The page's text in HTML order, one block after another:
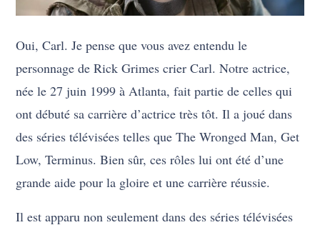
Oui, Carl. Je pense que vous avez entendu le
personnage de Rick Grimes crier Carl. Notre actrice,
née le 27 juin 1999 à Atlanta, fait partie de celles qui
ont débuté sa carrière d’actrice très tôt. Il a joué dans
des séries télévisées telles que The Wronged Man, Get
Low, Terminus. Bien sûr, ces rôles lui ont été d’une
grande aide pour la gloire et une carrière réussie.
Il est apparu non seulement dans des séries télévisées